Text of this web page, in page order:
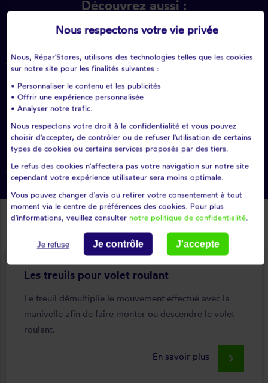
Découvrez aussi :
télécommandes radios pour volet
roulant
Lesserrures pour volet roulant
Les
Commentchoisir un interrupteur de volet
roulant ?
Découvrez nos autres prestations
Les treuils pour volet roulant
Le treuil démultiplie le mouvement effectué avec la
manivelle afin de faire monter ou descendre le volet
roulant.
En savoir plus keyboard_arrow_right
Nous respectons votre vie privée
Nous, Répar'Stores, utilisons des technologies telles que les cookies
sur notre site pour les finalités suivantes :
• Personnaliser le contenu et les publicités
• Offrir une expérience personnalisée
• Analyser notre trafic.
Nous respectons votre droit à la confidentialité et vous pouvez
choisir d'accepter, de contrôler ou de refuser l'utilisation de certains
types de cookies ou certains services proposés par des tiers.
Le refus des cookies n'affectera pas votre navigation sur notre site
cependant votre expérience utilisateur sera moins optimale.
Vous pouvez changer d'avis ou retirer votre consentement à tout
moment via le centre de préférences des cookies. Pour plus
d'informations, veuillez consulter notre politique de confidentialité.
Je refuse Je contrôle J'accepte